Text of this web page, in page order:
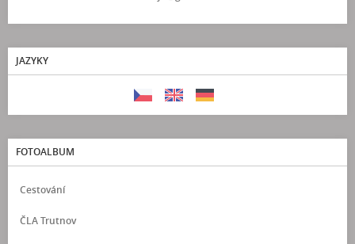
JAZYKY
FOTOALBUM
Cestování
ČLA Trutnov